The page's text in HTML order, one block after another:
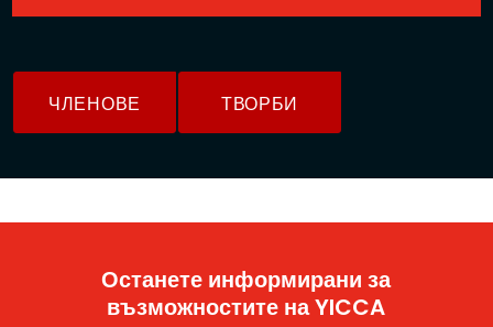
ЧЛЕНОВЕ ТВОРБИ
Останете информирани за
възможностите на YICCA